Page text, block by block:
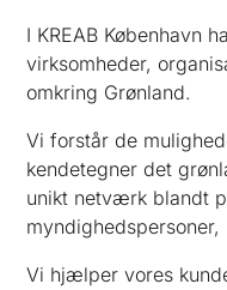
I KREAB København
virksomheder,
omkring Grønland.
Vi forstår de
kendetegner det
unikt netværk blandt
Vi hjælper vores